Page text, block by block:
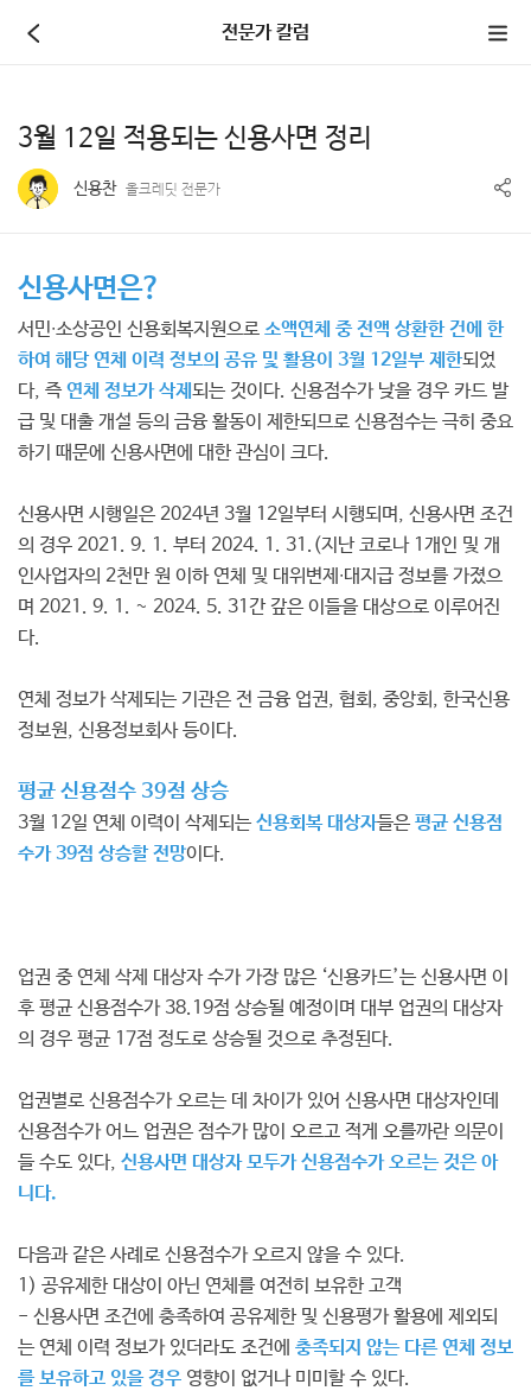
전체메뉴 바로가기
전문가 칼럼
3월 12일 적용되는 신용사면 정리
신용찬 올크레딧 전문가
신용사면은?
서민∙소상공인 신용회복지원으로 소액연체 중 전액 상환한 건에 한
하여 해당 연체 이력 정보의 공유 및 활용이 3월 12일부 제한되었
다, 즉 연체 정보가 삭제 되는 것이다. 신용점수가 낮을 경우 카드 발
급 및 대출 개설 등의 금융 활동이 제한되므로 신용점수는 극히 중요
하기 때문에 신용사면에 대한 관심이 크다.
신용사면 시행일은 2024년 3월 12일부터 시행되며, 신용사면 조건
의 경우 2021. 9. 1. 부터 2024. 1. 31.(지난 코로나 1개인 및 개
인사업자의 2천만 원 이하 연체 및 대위변제∙대지급 정보를 가졌으
며 2021. 9. 1. ~ 2024. 5. 31간 갚은 이들을 대상으로 이루어진
다.
연체 정보가 삭제되는 기관은 전 금융 업권, 협회, 중앙회, 한국신용
정보원, 신용정보회사 등이다.
평균 신용점수 39점 상승
3월 12일 연체 이력이 삭제되는 신용회복 대상자들은 평균 신용점
수가 39점 상승할 전망이다.
업권 중 연체 삭제 대상자 수가 가장 많은 ‘신용카드’는 신용사면 이
후 평균 신용점수가 38.19점 상승될 예정이며 대부 업권의 대상자
의 경우 평균 17점 정도로 상승될 것으로 추정된다.
업권별로 신용점수가 오르는 데 차이가 있어 신용사면 대상자인데
신용점수가 어느 업권은 점수가 많이 오르고 적게 오를까란 의문이
들 수도 있다, 신용사면 대상자 모두가 신용점수가 오르는 것은 아
니다.
다음과 같은 사례로 신용점수가 오르지 않을 수 있다.
1) 공유제한 대상이 아닌 연체를 여전히 보유한 고객
- 신용사면 조건에 충족하여 공유제한 및 신용평가 활용에 제외되
는 연체 이력 정보가 있더라도 조건에 충족되지 않는 다른 연체 정보
를 보유하고 있을 경우 영향이 없거나 미미할 수 있다.